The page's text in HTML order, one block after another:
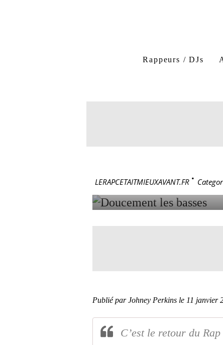
Rappeurs / DJs
LERAPCETAITMIEUXAVANT.FR >
Publié par Johney Perkins le 11 janvier
C’est le retour du